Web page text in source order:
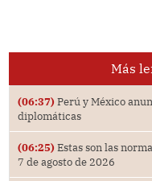
Más
(06:37) Perú y México
diplomáticas
(06:25) Estas son las
7 de agosto de 2026